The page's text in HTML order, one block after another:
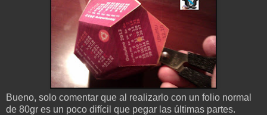
Bueno, solo comentar que al realizarlo con un folio normal
de 80gr es un poco difícil que pegar las últimas partes.